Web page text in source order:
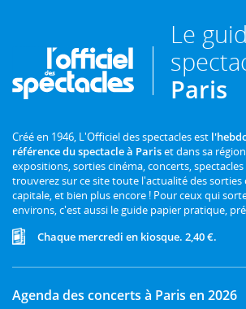
Le
Paris
Créé en 1946, L'Officiel des spectacles est
référence du spectacle à Pariset dans sa
expositions, sorties cinéma, concerts,
trouverez sur ce site toute l'actualité des sorties
capitale, et bien plus encore ! Pour ceux qui
environs, c'est aussi le guide papier pratique,
Chaque mercredi en kiosque. 2,40 €.
Agenda des concerts à Paris en 2026